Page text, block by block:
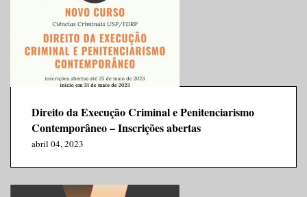
Direito da Execução Criminal e Penitenciarismo
Contemporâneo – Inscrições abertas
abril 04, 2023